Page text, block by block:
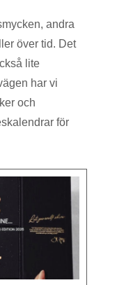
andra
över tid. Det
lite
har vi
och
för